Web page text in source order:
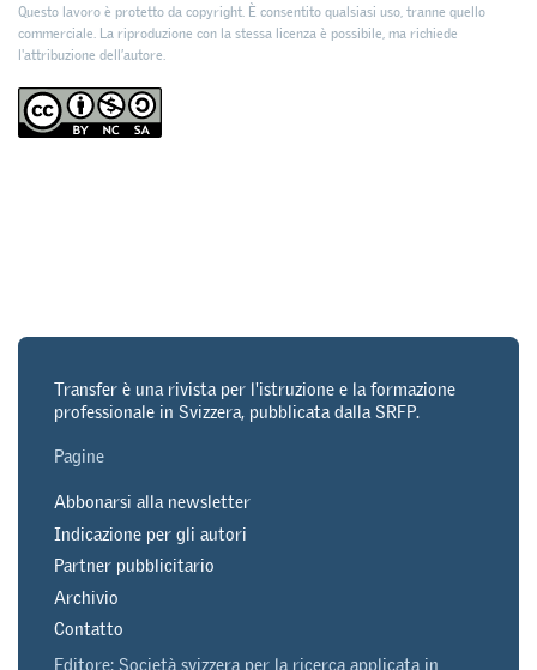
Questo lavoro è protetto da copyright. È consentito qualsiasi uso, tranne quello
commerciale. La riproduzione con la stessa licenza è possibile, ma richiede
l'attribuzione dell’autore.
Transfer è una rivista per l'istruzione e la formazione
professionale in Svizzera, pubblicata dalla SRFP.
Pagine
Abbonarsi alla newsletter
Indicazione per gli autori
Partner pubblicitario
Archivio
Contatto
Editore: Società svizzera per la ricerca applicata in